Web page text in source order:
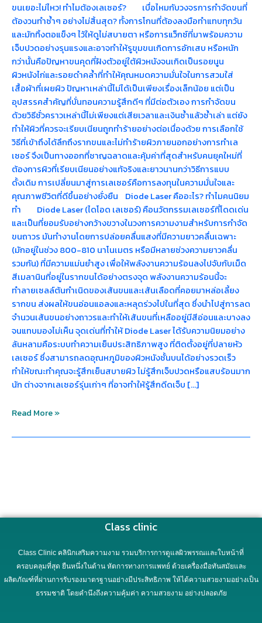
ขนเยอะไม่ไหว! ทำไมต้องเลเซอร์? เบื่อไหมกับวงจรการกำจัดขนที่
ต้องวนทำซ้ำๆ อย่างไม่สิ้นสุด? ทั้งการโกนที่ต้องลงมือทำแทบทุกวัน
และมักทิ้งตอแข็งๆ ไว้ให้ดูไม่สบายตา หรือการแว็กซ์ที่มาพร้อมความ
เจ็บปวดอย่างรุนแรงและอาจทำให้รูขุมขนเกิดการอักเสบ หรือหนัก
กว่านั้นคือปัญหาขนคุดที่ฝังตัวอยู่ใต้ผิวหนังจนเกิดเป็นรอยนูน
ผิวหนังไก่และรอยดำคล้ำที่ทำให้คุณหมดความมั่นใจในการสวมใส่
เสื้อผ้าที่เผยผิว ปัญหาเหล่านี้ไม่ได้เป็นเพียงเรื่องเล็กน้อย แต่เป็น
อุปสรรคสำคัญที่บั่นทอนความรู้สึกดีๆ ที่มีต่อตัวเอง การกำจัดขน
ด้วยวิธีชั่วคราวเหล่านี้ไม่เพียงแต่เสียเวลาและเงินซ้ำแล้วซ้ำเล่า แต่ยัง
ทำให้ผิวที่ควรจะเรียบเนียนถูกทำร้ายอย่างต่อเนื่องด้วย การเลือกใช้
วิธีที่เข้าถึงได้ลึกถึงรากขนและไม่ทำร้ายผิวภายนอกอย่างการทำเล
เซอร์ จึงเป็นทางออกที่ชาญฉลาดและคุ้มค่าที่สุดสำหรับคนยุคใหม่ที่
ต้องการผิวที่เรียบเนียนอย่างแท้จริงและยาวนานกว่าวิธีการแบบ
ดั้งเดิม การเปลี่ยนมาสู่การเลเซอร์คือการลงทุนในความมั่นใจและ
คุณภาพชีวิตที่ดีขึ้นอย่างยั่งยืน Diode Laser คืออะไร? ทำไมคนนิยม
ทำ Diode Laser (ไดโอด เลเซอร์) คือนวัตกรรมเลเซอร์ที่โดดเด่น
และเป็นที่ยอมรับอย่างกว้างขวางในวงการความงามสำหรับการกำจัด
ขนถาวร มันทำงานโดยการปล่อยคลื่นแสงที่มีความยาวคลื่นเฉพาะ
(มักอยู่ในช่วง 800-810 นาโนเมตร หรือมีหลายช่วงความยาวคลื่น
รวมกัน) ที่มีความแม่นยำสูง เพื่อให้พลังงานความร้อนลงไปจับกับเม็ด
สีเมลานินที่อยู่ในรากขนได้อย่างตรงจุด พลังงานความร้อนนี้จะ
ทำลายเซลล์ต้นกำเนิดของเส้นขนและเส้นเลือดที่คอยมาหล่อเลี้ยง
รากขน ส่งผลให้ขนอ่อนแอลงและหลุดร่วงไปในที่สุด ซึ่งนำไปสู่การลด
จำนวนเส้นขนอย่างถาวรและทำให้เส้นขนที่เหลืออยู่มีสีอ่อนและบางลง
จนแทบมองไม่เห็น จุดเด่นที่ทำให้ Diode Laser ได้รับความนิยมอย่าง
ล้นหลามคือระบบทำความเย็นประสิทธิภาพสูง ที่ติดตั้งอยู่ที่ปลายหัว
เลเซอร์ ซึ่งสามารถลดอุณหภูมิของผิวหนังชั้นบนได้อย่างรวดเร็ว
ทำให้ขณะทำคุณจะรู้สึกเย็นสบายผิว ไม่รู้สึกเจ็บปวดหรือแสบร้อนมาก
นัก ต่างจากเลเซอร์รุ่นเก่าๆ ที่อาจทำให้รู้สึกดีดเจ็บ […]
Read More »
Class clinic
Class Clinic คลินิกเสริมความงาม รวมบริการการดูแลผิวพรรณและใบหน้าที่
ครอบคลุมที่สุด ยืนหนึ่งในด้าน หัตการทางการแพทย์ ด้วยเครื่องมือทันสมัยและ
ผลิตภัณฑ์ที่ผ่านการรับรองมาตรฐานอย่างมีประสิทธิภาพ ให้ได้ความสวยงามอย่างเป็น
ธรรมชาติ โดยคำนึงถึงความคุ้มค่า ความสวยงาม อย่างปลอดภัย